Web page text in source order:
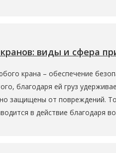
виды и сфера
крана – обеспечение
благодаря ей груз
защищены от повреждений.
в действие благодаря